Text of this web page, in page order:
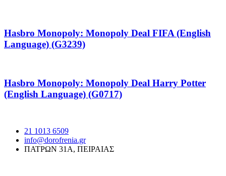
Hasbro Monopoly: Monopoly Deal FIFA (English
Language) (G3239)
Hasbro Monopoly: Monopoly Deal Harry Potter
(English Language) (G0717)
21 1013 6509
info@dorofrenia.gr
ΠΑΤΡΩΝ 31Α, ΠΕΙΡΑΙΑΣ